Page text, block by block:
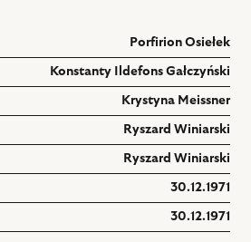
Porfirion Osiełek
Konstanty Ildefons Gałczyński
Krystyna Meissner
Ryszard Winiarski
Ryszard Winiarski
30.12.1971
30.12.1971